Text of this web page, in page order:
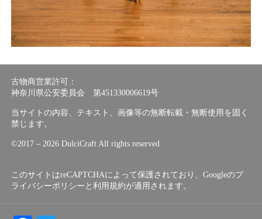
古物商営業許可：
神奈川県公安委員会 第451330006619号
当サイトの内容、テキスト、画像等の無断転載・無断使用を固く
禁じます。
©︎2017 – 2026 DulciCraft All rights reserved
このサイトはreCAPTCHAによって保護されており、Googleのプ
ライバシーポリシー と 利用規約が適用されます。